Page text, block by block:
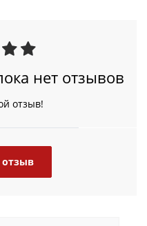
нет отзывов
отзыв!
отзыв